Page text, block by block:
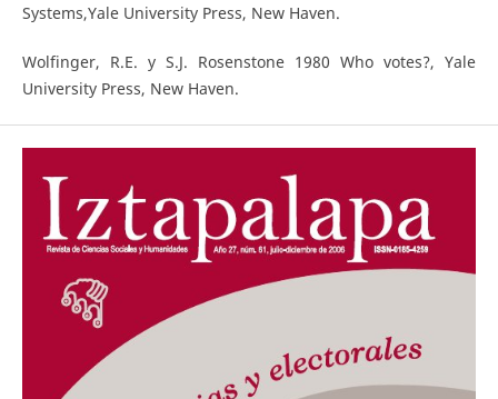
Systems,Yale University Press, New Haven.
Wolfinger, R.E. y S.J. Rosenstone 1980 Who votes?, Yale
University Press, New Haven.